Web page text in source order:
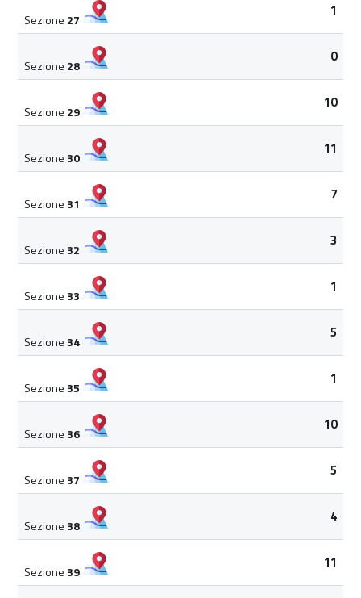
Sezione 27
1
Sezione 28
0
Sezione 29
10
Sezione 30
11
Sezione 31
7
Sezione 32
3
Sezione 33
1
Sezione 34
5
Sezione 35
1
Sezione 36
10
Sezione 37
5
Sezione 38
4
Sezione 39
11